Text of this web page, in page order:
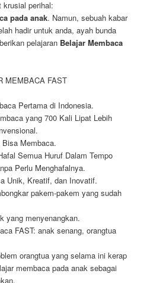
krusial perihal:
pada anak. Namun, sebuah kabar
hadir untuk anda, ayah bunda
pelajaran Belajar Membaca
MEMBACA FAST
Pertama di Indonesia.
yang 700 Kali Lipat Lebih
Membaca.
Semua Huruf Dalam Tempo
Perlu Menghafalnya.
Unik, Kreatif, dan Inovatif.
pakem-pakem yang sudah
yang menyenangkan.
FAST: anak senang, orangtua
orangtua yang selama ini kerap
membaca pada anak sebagai